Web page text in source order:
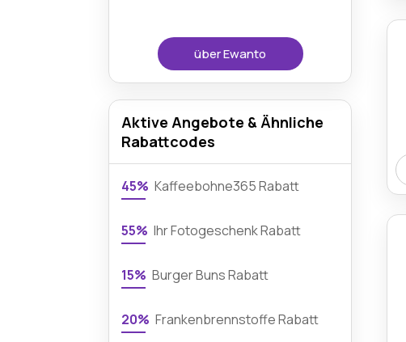
über Ewanto
Aktive Angebote & Ähnliche
Rabattcodes
45% Kaffeebohne365 Rabatt
55% Ihr Fotogeschenk Rabatt
15% Burger Buns Rabatt
20% Frankenbrennstoffe Rabatt